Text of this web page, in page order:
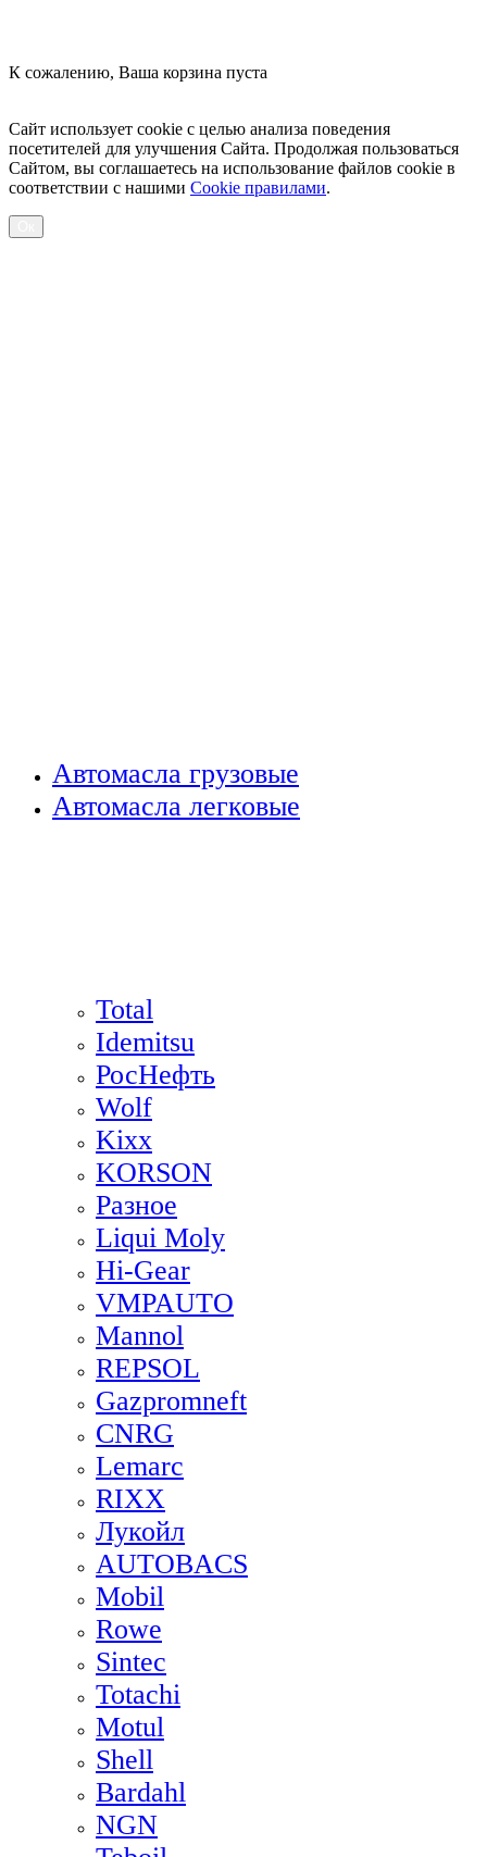
К сожалению, Ваша корзина пуста
Сайт использует cookie с целью анализа поведения
посетителей для улучшения Сайта. Продолжая пользоваться
Сайтом, вы соглашаетесь на использование файлов cookie в
соответствии с нашими Cookiе правилами.
Автомасла грузовые
Автомасла легковые
Total
Idemitsu
РосНефть
Wolf
Kixx
KORSON
Разное
Liqui Moly
Hi-Gear
VMPAUTO
Mannol
REPSOL
Gazpromneft
CNRG
Lemarc
RIXX
Лукойл
AUTOBACS
Mobil
Rowe
Sintec
Totachi
Motul
Shell
Bardahl
NGN